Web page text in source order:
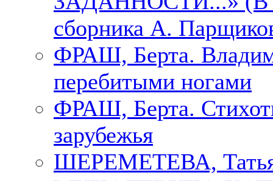
сборника А.
ФРАШ, Берта.
перебитыми ногами
ФРАШ, Берта.
зарубежья
ШЕРЕМЕТЕВА,